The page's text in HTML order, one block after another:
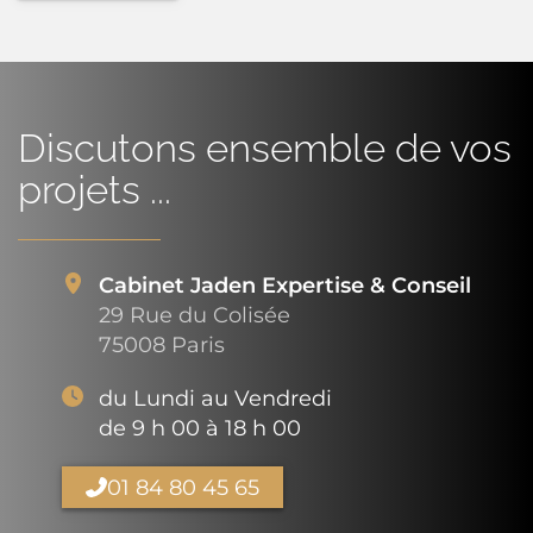
Discutons ensemble de vos
projets ...
Cabinet Jaden Expertise & Conseil
29 Rue du Colisée
75008 Paris
du Lundi au Vendredi
de 9 h 00 à 18 h 00
01 84 80 45 65